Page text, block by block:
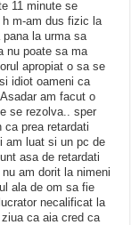
11 minute se
m-am dus fizic la
la urma sa
nu poate sa ma
apropiat o sa se
idiot oameni ca
am facut o
se rezolva.. sper
prea retardati
am luat si un pc de
asa de retardati
am dorit la nimeni
ala de om sa fie
necalificat la
ca aia cred ca